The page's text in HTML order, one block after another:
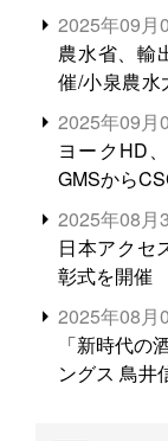
2025年09月
農水省、輸
催/小泉農水
る。米増産
2025年09月
ヨークHD
GMSから
2025年08月
日本アクセ
彰式を開催
2025年08月
「新時代の
ングス 鳥井